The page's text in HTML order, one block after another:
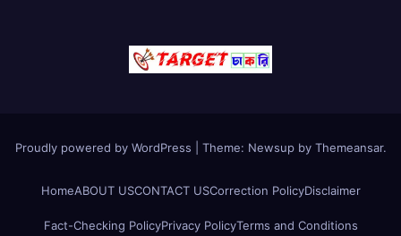
Proudly powered by WordPress Theme: Newsup by Themeansar.
HomeABOUT USCONTACT USCorrection PolicyDisclaimer
Fact-Checking PolicyPrivacy PolicyTerms and Conditions